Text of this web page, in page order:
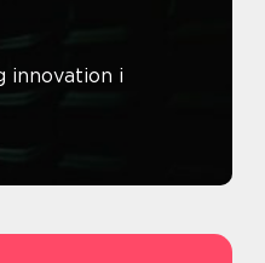
innovation i